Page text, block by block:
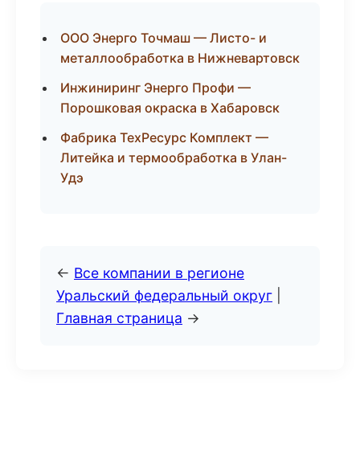
ООО Энерго Точмаш — Листо- и
металлообработка в Нижневартовск
Инжиниринг Энерго Профи —
Порошковая окраска в Хабаровск
Фабрика ТехРесурс Комплект —
Литейка и термообработка в Улан-
Удэ
← Все компании в регионе
Уральский федеральный округ
Главная страница →